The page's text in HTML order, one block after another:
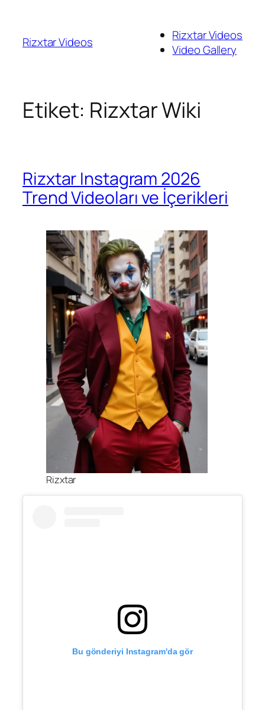
Rizxtar Videos
Rizxtar Videos
Video Gallery
Etiket: Rizxtar Wiki
Rizxtar Instagram 2026
Trend Videoları ve İçerikleri
Rizxtar
Bu gönderiyi Instagram'da gör